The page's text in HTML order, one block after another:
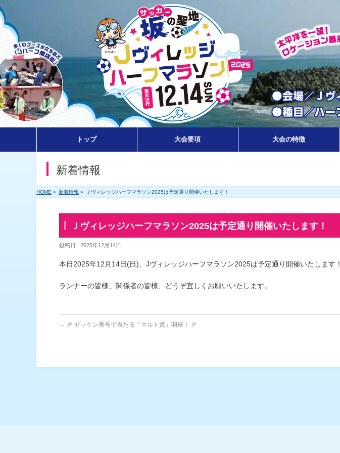
トップ 大会要項 大会の特徴
新着情報
HOME » 新着情報 » Ｊヴィレッジハーフマラソン2025は予定通り開催いたします！
Ｊヴィレッジハーフマラソン2025は予定通り開催いたします！
投稿日 : 2025年12月14日
本日2025年12月14日(日)、Jヴィレッジハーフマラソン2025は予定通り開催いたします！
ランナーの皆様、関係者の皆様、どうぞ宜しくお願いいたします。
← 🎉 ゼッケン番号で当たる「マルト賞」開催！ 🎉